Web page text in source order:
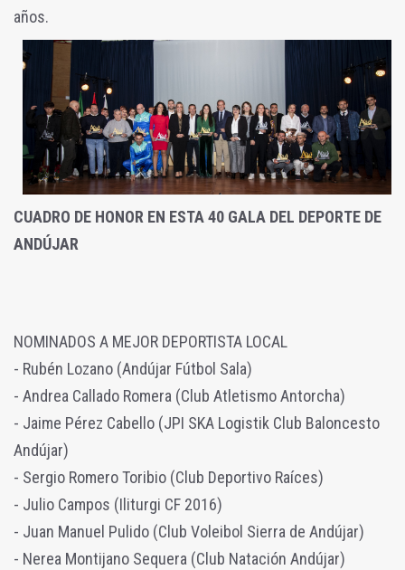
años.
CUADRO DE HONOR EN ESTA 40 GALA DEL DEPORTE DE
ANDÚJAR
NOMINADOS A MEJOR DEPORTISTA LOCAL
- Rubén Lozano (Andújar Fútbol Sala)
- Andrea Callado Romera (Club Atletismo Antorcha)
- Jaime Pérez Cabello (JPI SKA Logistik Club Baloncesto
Andújar)
- Sergio Romero Toribio (Club Deportivo Raíces)
- Julio Campos (Iliturgi CF 2016)
- Juan Manuel Pulido (Club Voleibol Sierra de Andújar)
- Nerea Montijano Sequera (Club Natación Andújar)